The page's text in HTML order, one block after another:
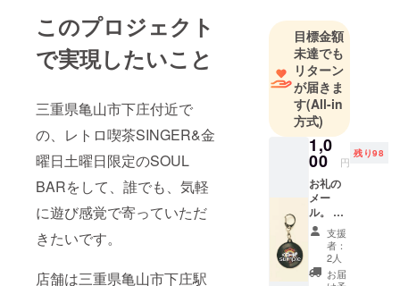
このプロジェクト
で実現したいこと
三重県亀山市下庄付近で
の、レトロ喫茶SINGER&金
曜日土曜日限定のSOUL
BARをして、誰でも、気軽
に遊び感覚で寄っていただ
きたいです。
店舗は三重県亀山市下庄駅
かって頑
張っていま
す！
金土の夜は
SOUL BAR
も併設して
行こうと
思っていま
目標金額
未達でも
リターン
が届きま
す(All-in
方式)
1,0
00 円
残り98
お礼の
メー
ル。 レ
トロ喫
茶オリ
ジナル
アクリ
支援
者：
2人
お届